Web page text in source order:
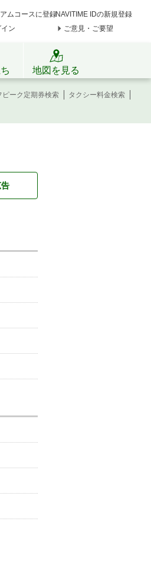
ムコースに登録NAVITIME IDの新規登録
イン
ご意見・ご要望
地図を見る
ピーク定期券検索
タクシー料金検索